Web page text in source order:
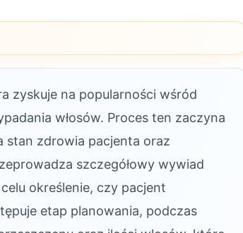
zyskuje na popularności wśród
włosów. Proces ten zaczyna
stan zdrowia pacjenta oraz
szczegółowy wywiad
określenie, czy pacjent
etap planowania, podczas